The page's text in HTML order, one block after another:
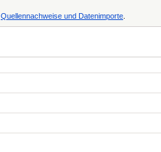
Quellennachweise und Datenimporte